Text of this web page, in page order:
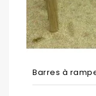
Barres à